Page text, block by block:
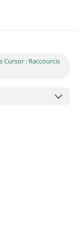
: Raccourcis